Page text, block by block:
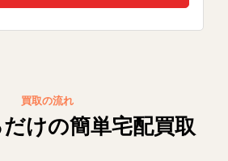
買取の流れ
けの簡単宅配買取